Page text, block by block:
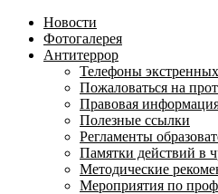
Новости
Фотогалерея
Антитеррор
Телефоны
Пожаловаться на
Правовая
Полезные ссылки
Регламенты
Памятки действий в
Методические
Мероприятия по